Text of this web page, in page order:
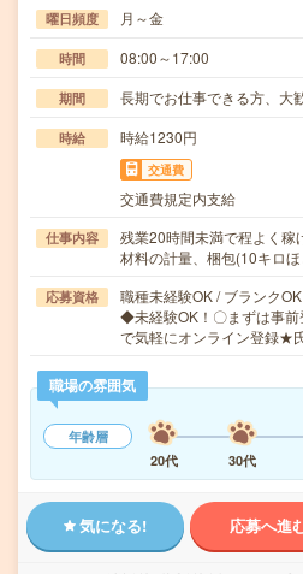
曜日頻度 月～金
時間 08:00～17:00
期間 長期でお仕事できる方、大
時給 時給1230円
交通費
交通費規定内支給
仕事内容
残業20時間未満で程よく稼
材料の計量、梱包(10キロ
応募資格
職種未経験OK / ブランク
◆未経験OK！〇まずは事
で気軽にオンライン登録★
職場の雰囲気
年齢層
20代
30代
気になる! 応募へ進